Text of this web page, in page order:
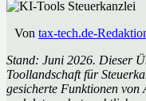
Von tax-tech.de-
Stand: Juni 2026. Dieser
Toollandschaft für
gesicherte Funktionen von